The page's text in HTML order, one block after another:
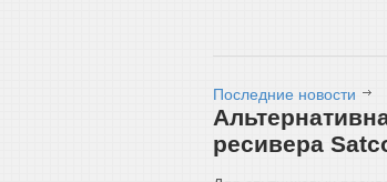
Последние новости
ресивера